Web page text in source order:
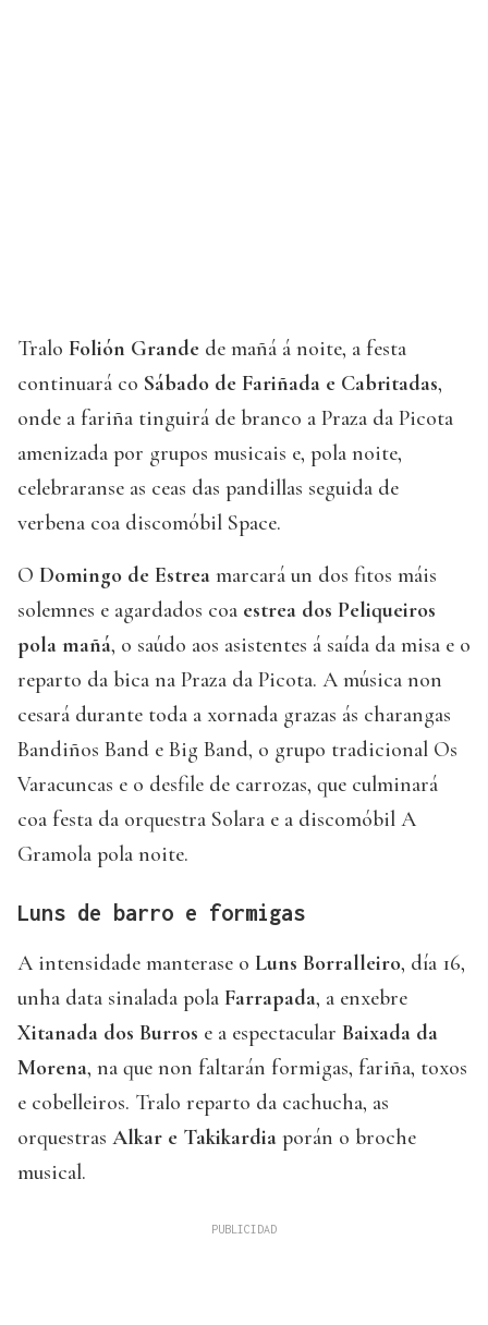
Tralo Folión Grande de mañá á noite, a festa
continuará co Sábado de Fariñada e Cabritadas,
onde a fariña tinguirá de branco a Praza da Picota
amenizada por grupos musicais e, pola noite,
celebraranse as ceas das pandillas seguida de
verbena coa discomóbil Space.
O Domingo de Estrea marcará un dos fitos máis
solemnes e agardados coa estrea dos Peliqueiros
pola mañá, o saúdo aos asistentes á saída da misa e o
reparto da bica na Praza da Picota. A música non
cesará durante toda a xornada grazas ás charangas
Bandiños Band e Big Band, o grupo tradicional Os
Varacuncas e o desfile de carrozas, que culminará
coa festa da orquestra Solara e a discomóbil A
Gramola pola noite.
Luns de barro e formigas
A intensidade manterase o Luns Borralleiro, día 16,
unha data sinalada pola Farrapada, a enxebre
Xitanada dos Burros e a espectacular Baixada da
Morena, na que non faltarán formigas, fariña, toxos
e cobelleiros. Tralo reparto da cachucha, as
orquestras Alkar e Takikardia porán o broche
musical.